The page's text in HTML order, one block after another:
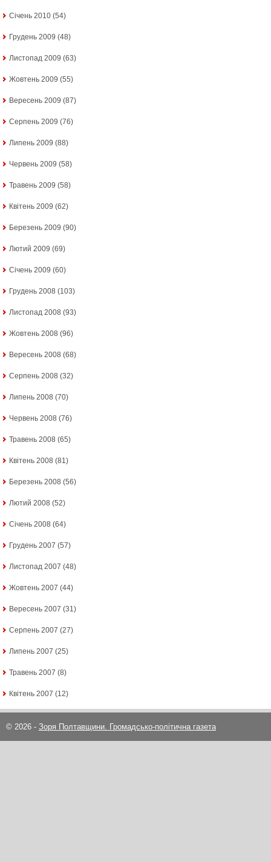
Січень 2010 (54)
Грудень 2009 (48)
Листопад 2009 (63)
Жовтень 2009 (55)
Вересень 2009 (87)
Серпень 2009 (76)
Липень 2009 (88)
Червень 2009 (58)
Травень 2009 (58)
Квітень 2009 (62)
Березень 2009 (90)
Лютий 2009 (69)
Січень 2009 (60)
Грудень 2008 (103)
Листопад 2008 (93)
Жовтень 2008 (96)
Вересень 2008 (68)
Серпень 2008 (32)
Липень 2008 (70)
Червень 2008 (76)
Травень 2008 (65)
Квітень 2008 (81)
Березень 2008 (56)
Лютий 2008 (52)
Січень 2008 (64)
Грудень 2007 (57)
Листопад 2007 (48)
Жовтень 2007 (44)
Вересень 2007 (31)
Серпень 2007 (27)
Липень 2007 (25)
Травень 2007 (8)
Квітень 2007 (12)
© 2026 - Зоря Полтавщини. Громадсько-політична газета